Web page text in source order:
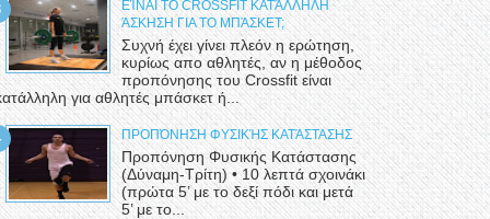
ΕΊΝΑΙ ΤΟ CROSSFIT ΚΑΤΆΛΛΗΛΗ
ΆΣΚΗΣΗ ΓΙΑ ΤΟ ΜΠΆΣΚΕΤ;
Συχνή έχει γίνει πλεόν η ερώτηση,
κυρίως απο αθλητές, αν η μέθοδος
προπόνησης του Crossfit είναι
για αθλητές μπάσκετ ή...
ΠΡΟΠΌΝΗΣΗ ΦΥΣΙΚΉΣ ΚΑΤΆΣΤΑΣΗΣ
Προπόνηση Φυσικής Κατάστασης
(Δύναμη-Τρίτη) • 10 λεπτά σχοινάκι
(πρώτα 5’ με το δεξί πόδι και μετά
5’ με το...